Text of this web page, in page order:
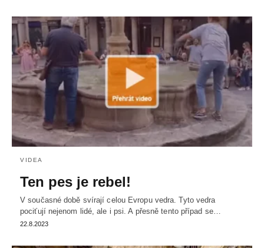
VIDEA
Ten pes je rebel!
V současné době svírají celou Evropu vedra. Tyto vedra
pociťují nejenom lidé, ale i psi. A přesně tento případ se…
22.8.2023